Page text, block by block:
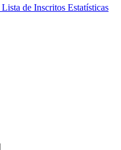
Lista de Inscritos Estatísticas